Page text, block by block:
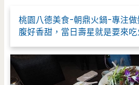
桃園八德美食-朝鼎火鍋-專注
腹好香甜，當日壽星就是要來吃